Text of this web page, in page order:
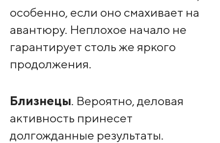
особенно, если оно смахивает на
авантюру. Неплохое начало не
гарантирует столь же яркого
продолжения.
Близнецы. Вероятно, деловая
активность принесет
долгожданные результаты.